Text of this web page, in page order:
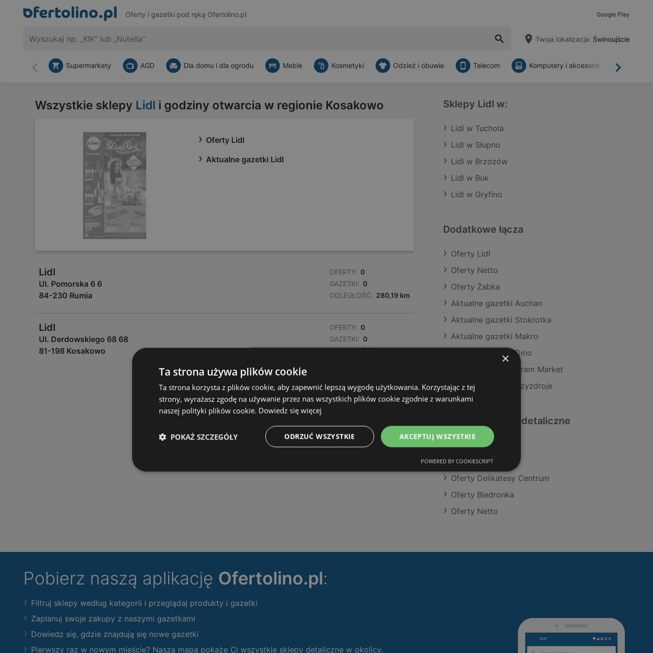
Oferty i gazetki pod ręką Ofertolino.pl Google Play
Twoja lokalizacja: Świnoujście
Wstecz Dalej
Supermarkety AGD Dla domu i dla ogrodu Meble Kosmetyki Odzież i obuwie Telecom Komputery i akcesoria
Wszystkie sklepy Lidl i godziny otwarcia w regionie Kosakowo
Oferty Lidl
Aktualne gazetki Lidl
Lidl
Ul. Pomorska 6 6
84-230 Rumia
OFERTY: 0
GAZETKI: 0
ODLEGŁOŚĆ: 280,19 km
Lidl
Ul. Derdowskiego 68 68
81-198 Kosakowo
OFERTY: 0
GAZETKI: 0
ODLEGŁOŚĆ: 285,18 km
Sklepy Lidl w:
Lidl w Tuchola
Lidl w Słupno
Lidl w Brzozów
Lidl w Buk
Lidl w Gryfino
Dodatkowe łącza
Oferty Lidl
Oferty Netto
Oferty Żabka
Aktualne gazetki Auchan
Aktualne gazetki Stokrotka
Aktualne gazetki Makro
Aktualne gazetki Dino
Aktualne gazetki Gram Market
Sklepy Lidl w Międzyzdroje
Podobne sklepy detaliczne
Oferty Aldi
Oferty Selgros
Oferty Delikatesy Centrum
Oferty Biedronka
Oferty Netto
Pobierz naszą aplikację Ofertolino.pl:
Filtruj sklepy według kategorii i przeglądaj produkty i gazetki
Zaplanuj swoje zakupy z naszymi gazetkami
Dowiedz się, gdzie znajdują się nowe gazetki
Pierwszy raz w nowym mieście? Nasza mapa pokaże Ci wszystkie sklepy detaliczne w okolicy.
×
Ta strona używa plików cookie
Ta strona korzysta z plików cookie, aby zapewnić lepszą wygodę użytkowania. Korzystając z tej
strony, wyrażasz zgodę na używanie przez nas wszystkich plików cookie zgodnie z warunkami
naszej polityki plików cookie. Dowiedz się więcej
AKCEPTUJ WSZYSTKIE
ODRZUĆ WSZYSTKIE
POKAŻ SZCZEGÓŁY
POWERED BY COOKIESCRIPT